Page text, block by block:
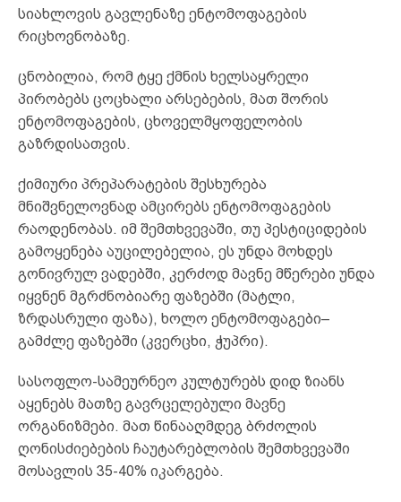
სიახლოვის გავლენაზე ენტომოფაგების
რიცხოვნობაზე.
ცნობილია, რომ ტყე ქმნის ხელსაყრელი
პირობებს ცოცხალი არსებების, მათ შორის
ენტომოფაგების, ცხოველმყოფელობის
გაზრდისათვის.
ქიმიური პრეპარატების შესხურება
მნიშვნელოვნად ამცირებს ენტომოფაგების
რაოდენობას. იმ შემთხვევაში, თუ პესტიციდების
გამოყენება აუცილებელია, ეს უნდა მოხდეს
გონივრულ ვადებში, კერძოდ მავნე მწერები უნდა
იყვნენ მგრძნობიარე ფაზებში (მატლი,
ზრდასრული ფაზა), ხოლო ენტომოფაგები–
გამძლე ფაზებში (კვერცხი, ჭუპრი).
სასოფლო-სამეურნეო კულტურებს დიდ ზიანს
აყენებს მათზე გავრცელებული მავნე
ორგანიზმები. მათ წინააღმდეგ ბრძოლის
ღონისძიებების ჩაუტარებლობის შემთხვევაში
მოსავლის 35-40% იკარგება.